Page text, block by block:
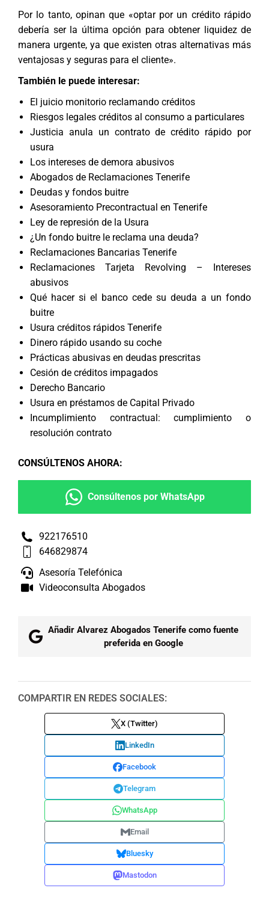
Por lo tanto, opinan que «optar por un crédito rápido
debería ser la última opción para obtener liquidez de
manera urgente, ya que existen otras alternativas más
ventajosas y seguras para el cliente».
También le puede interesar:
El juicio monitorio reclamando créditos
Riesgos legales créditos al consumo a particulares
Justicia anula un contrato de crédito rápido por
usura
Los intereses de demora abusivos
Abogados de Reclamaciones Tenerife
Deudas y fondos buitre
Asesoramiento Precontractual en Tenerife
Ley de represión de la Usura
¿Un fondo buitre le reclama una deuda?
Reclamaciones Bancarias Tenerife
Reclamaciones Tarjeta Revolving – Intereses
abusivos
Qué hacer si el banco cede su deuda a un fondo
buitre
Usura créditos rápidos Tenerife
Dinero rápido usando su coche
Prácticas abusivas en deudas prescritas
Cesión de créditos impagados
Derecho Bancario
Usura en préstamos de Capital Privado
Incumplimiento contractual: cumplimiento o
resolución contrato
CONSÚLTENOS AHORA:
Consúltenos por WhatsApp
922176510
646829874
Asesoría Telefónica
Videoconsulta Abogados
Añadir Alvarez Abogados Tenerife como fuente
preferida en Google
COMPARTIR EN REDES SOCIALES:
X (Twitter)
LinkedIn
Facebook
Telegram
WhatsApp
Email
Bluesky
Mastodon